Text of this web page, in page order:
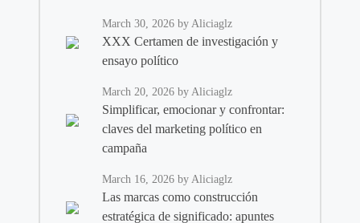
March 30, 2026 by Aliciaglz
XXX Certamen de investigación y
ensayo político
March 20, 2026 by Aliciaglz
Simplificar, emocionar y confrontar:
claves del marketing político en
campaña
March 16, 2026 by Aliciaglz
Las marcas como construcción
estratégica de significado: apuntes